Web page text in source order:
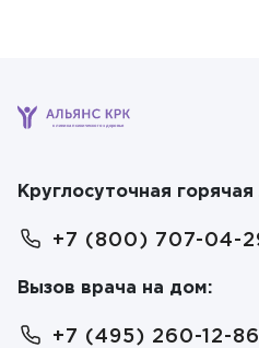
клиника психического здоровья
Круглосуточная горячая
+7 (800) 707-04-
Вызов врача на дом:
+7 (495) 260-12-